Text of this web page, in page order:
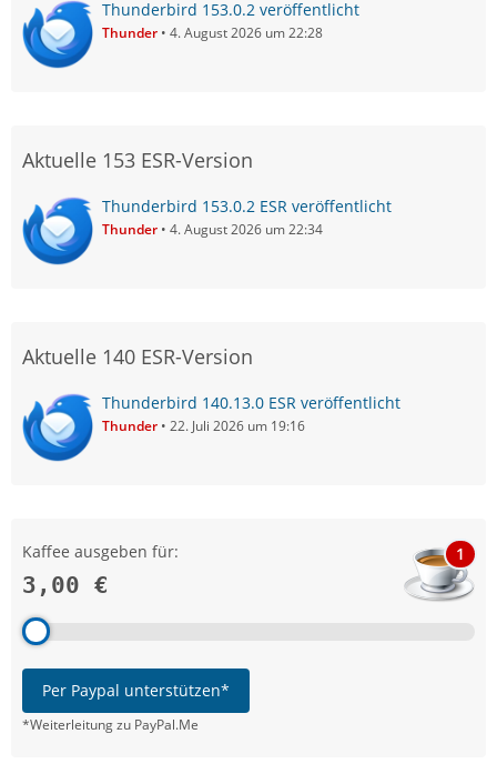
Thunderbird 153.0.2 veröffentlicht
Thunder 4. August 2026 um 22:28
Aktuelle 153 ESR-Version
Thunderbird 153.0.2 ESR veröffentlicht
Thunder 4. August 2026 um 22:34
Aktuelle 140 ESR-Version
Thunderbird 140.13.0 ESR veröffentlicht
Thunder 22. Juli 2026 um 19:16
Kaffee ausgeben für:
3,00 €
1
Per Paypal unterstützen*
*Weiterleitung zu PayPal.Me